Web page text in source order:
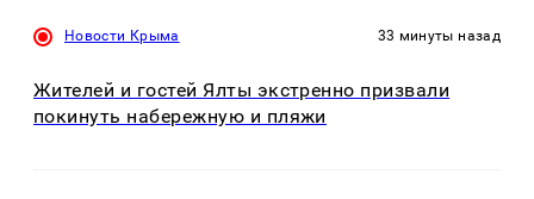
Новости Крыма 33 минуты назад
Жителей и гостей Ялты экстренно призвали
покинуть набережную и пляжи